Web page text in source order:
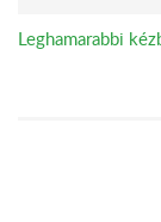
Leghamarabbi